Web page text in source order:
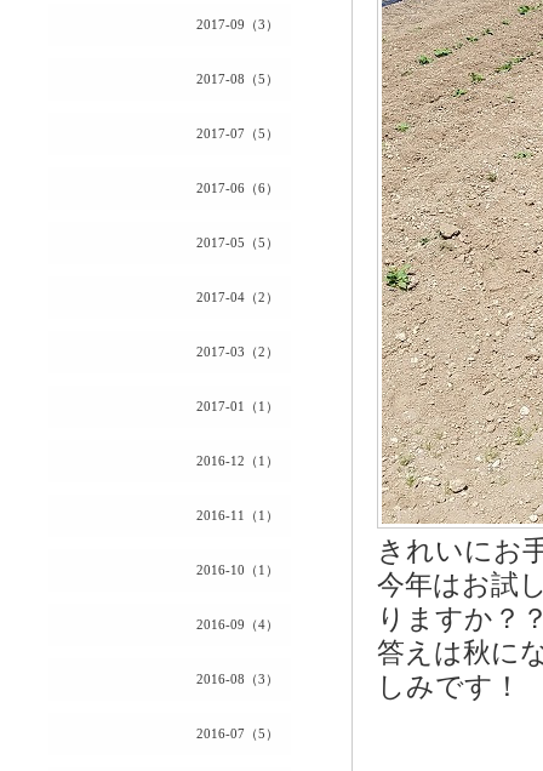
2017-09（3）
2017-08（5）
2017-07（5）
2017-06（6）
2017-05（5）
2017-04（2）
2017-03（2）
2017-01（1）
2016-12（1）
2016-11（1）
2016-10（1）
2016-09（4）
2016-08（3）
2016-07（5）
きれいにお
今年はお試
りますか？
答えは秋に
しみです！